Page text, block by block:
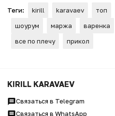
Теги: kirill karavaev топ
шоурум
маржа варенка
все по плечу
прикол
KIRILL KARAVAEV
Связаться в Telegram
Связаться в WhatsApp